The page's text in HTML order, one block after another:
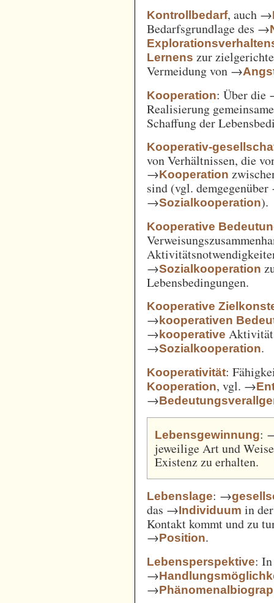
Kontrollbedarf, auch →
Bedarfsgrundlage des →
Lernens zur
Vermeidung von →
Kooperation: Über
Realisierung
Schaffung der
Kooperativ-
von Verhältnissen, die
→Kooperation
sind (vgl.
→Sozialkooperation).
Kooperative
→Sozialkooperation
Lebensbedingungen.
Kooperative
→kooperativen
→kooperative
→Sozialkooperation.
Kooperativität:
Kooperation, vgl. →
→
Lebensgewinnung:
jeweilige Art und
Existenz zu erhalten.
Lebenslage: →
das →Individuum in
Kontakt kommt und zu
→Position.
Lebensperspektive:
→
→